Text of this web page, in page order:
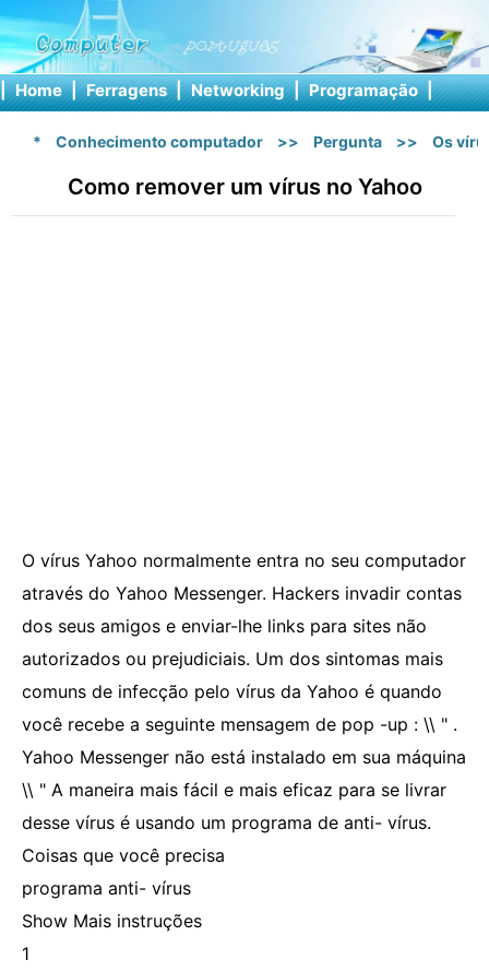
| Home | Ferragens | Networking | Programação |
* Conhecimento computador >> Pergunta >> Os
Como remover um vírus no Yahoo
O vírus Yahoo normalmente entra no seu computador
através do Yahoo Messenger. Hackers invadir contas
dos seus amigos e enviar-lhe links para sites não
autorizados ou prejudiciais. Um dos sintomas mais
comuns de infecção pelo vírus da Yahoo é quando
você recebe a seguinte mensagem de pop -up : \\ " .
Yahoo Messenger não está instalado em sua máquina
\\ " A maneira mais fácil e mais eficaz para se livrar
desse vírus é usando um programa de anti- vírus.
Coisas que você precisa
programa anti- vírus
Show Mais instruções
1